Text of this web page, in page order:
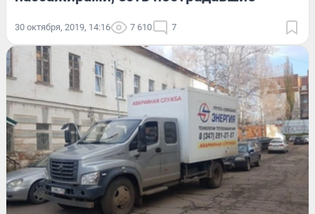
30 октября, 2019, 14:16 7 610 7